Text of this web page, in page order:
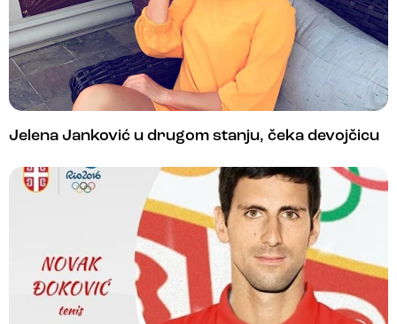
Jelena Janković u drugom stanju, čeka devojčicu